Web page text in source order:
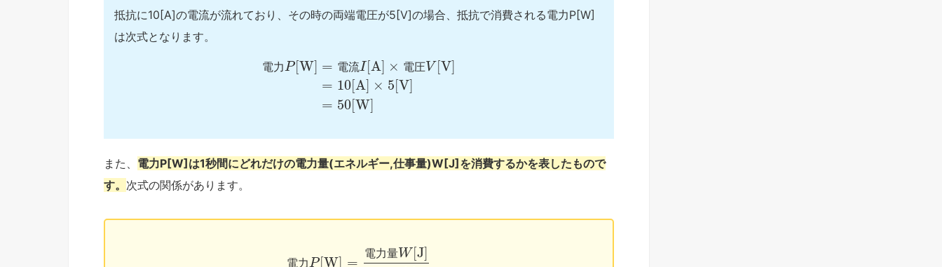
抵抗に10[A]の電流が流れており、その時の両端電圧が5[V]の場合、抵抗で消費される電力P[W]
は次式となります。
電力P[W] =
=
=
電流I [A] × 電圧V [V]
10[A] × 5[V]
50[W]
また、 電力P[W]は1秒間にどれだけの電力量(エネルギー,仕事量)W[J]を消費するかを表したもので
す。 次式の関係があります。
電力P [W] =
電力量W [J]